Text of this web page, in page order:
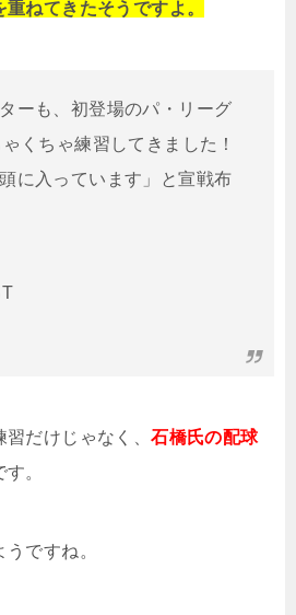
ねてきたそうですよ。
ーも、初登場のパ・リーグ
くちゃ練習してきました！
に入っています」と宣戦布
習だけじゃなく、石橋氏の配球
。
ですね。